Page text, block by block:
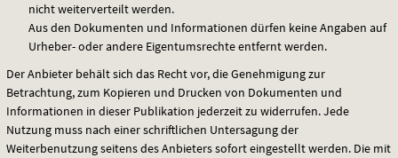
nicht weiterverteilt werden.
Aus den Dokumenten und Informationen dürfen keine Angaben auf
Urheber- oder andere Eigentumsrechte entfernt werden.
Der Anbieter behält sich das Recht vor, die Genehmigung zur
Betrachtung, zum Kopieren und Drucken von Dokumenten und
Informationen in dieser Publikation jederzeit zu widerrufen. Jede
Nutzung muss nach einer schriftlichen Untersagung der
Weiterbenutzung seitens des Anbieters sofort eingestellt werden. Die mit